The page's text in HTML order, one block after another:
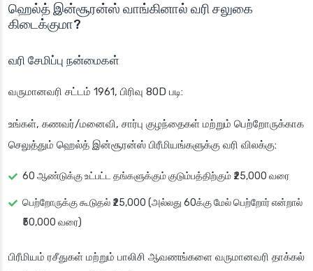
ஹெல்த் இன்சூரன்ஸ் வாங்கினால் வரி சலுகை
கிடைக்குமா?
வரி சேமிப்பு நன்மைகள்
வருமானவரி சட்டம் 1961, பிரிவு 80D படி:
உங்கள், கணவர்/மனைவி, சார்பு குழந்தைகள் மற்றும் பெற்றோருக்காக
செலுத்தும் ஹெல்த் இன்சூரன்ஸ் பிரீமியங்களுக்கு வரி விலக்கு:
60 ஆண்டுக்கு உட்பட்ட தங்களுக்கும் குடும்பத்திற்கும் ₹25,000 வரை
பெற்றோருக்கு கூடுதல் ₹25,000 (அல்லது 60க்கு மேல் பெற்றோர் என்றால்
₹50,000 வரை)
பிரீமியம் ரசீதுகள் மற்றும் பாலிசி ஆவணங்களை வருமானவரி தாக்கல்